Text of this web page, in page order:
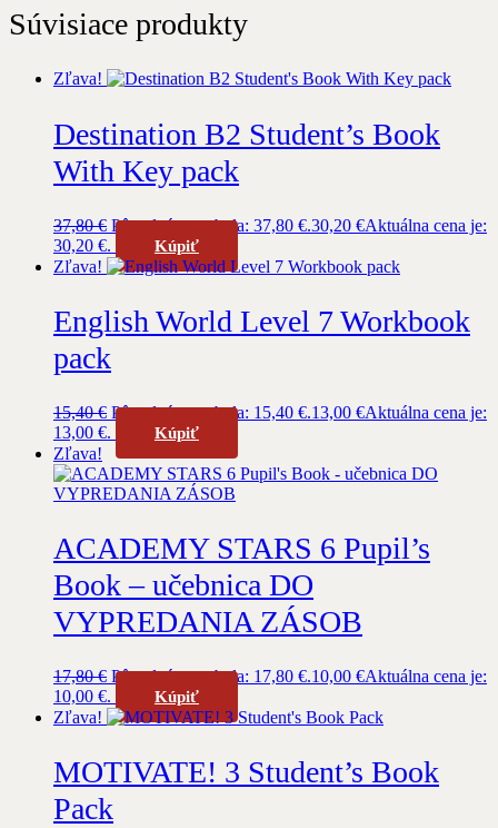
Súvisiace produkty
Zľava!
Destination B2 Student’s Book
With Key pack
37,80€ Pôvodná cena bola: 37,80 €.30,20 €Aktuálna cena je:
30,20 €.
Kúpiť
Zľava!
English World Level 7 Workbook
pack
15,40€ Pôvodná cena bola: 15,40 €.13,00 €Aktuálna cena je:
13,00 €.
Kúpiť
Zľava!
ACADEMY STARS 6 Pupil’s
Book – učebnica DO
VYPREDANIA ZÁSOB
17,80€ Pôvodná cena bola: 17,80 €.10,00 €Aktuálna cena je:
10,00 €.
Kúpiť
Zľava!
MOTIVATE! 3 Student’s Book
Pack